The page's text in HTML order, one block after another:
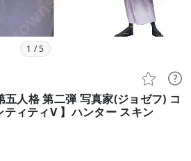
1 /5
 
人格 第二弾 写真家(ジョゼフ) コ
ィティV 】ハンター スキン